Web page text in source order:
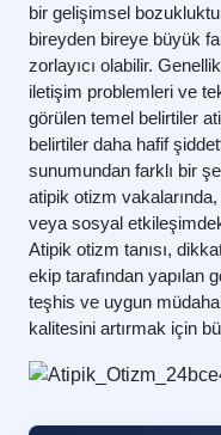
bir gelişimsel
bireyden bireye büyük
zorlayıcı olabilir.
iletişim problemleri ve
görülen temel belirtiler
belirtiler daha hafif
sunumundan farklı bir
atipik otizm
veya sosyal
Atipik otizm tanısı,
ekip tarafından yapılan
teşhis ve uygun
kalitesini artırmak için